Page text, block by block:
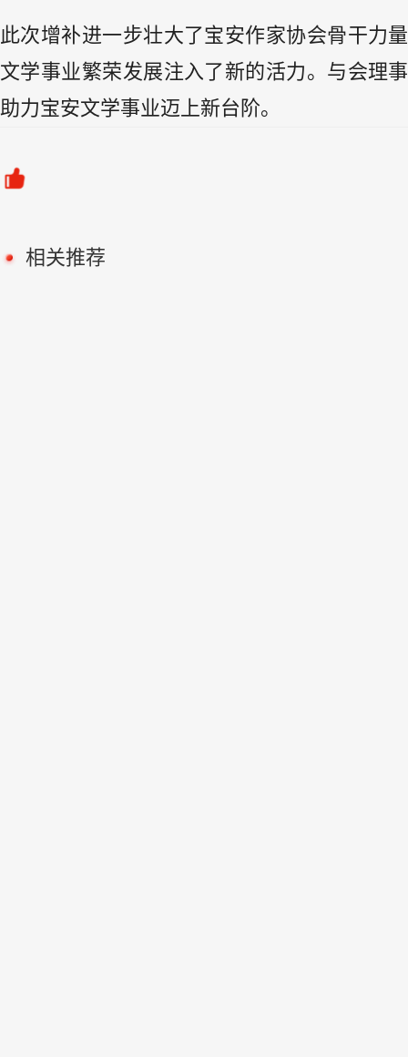
此次增补进一步壮大了宝安作家协会骨干力
文学事业繁荣发展注入了新的活力。与会理
助力宝安文学事业迈上新台阶。
相关推荐